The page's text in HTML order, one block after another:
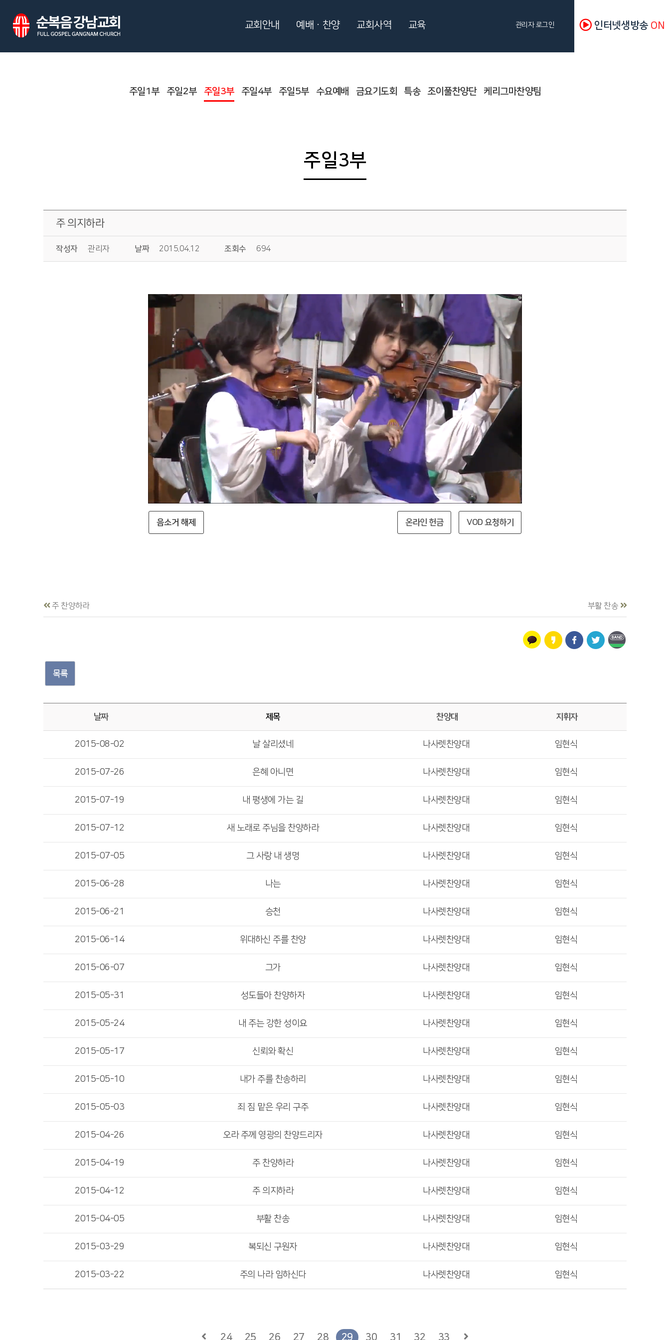
주일1부 주일2부 주일3부 주일4부 주일5부 수요예배 금요기도회 특송 조이풀찬양단 케리그마찬양팀
주일3부
주 의지하라
작성자 관리자 날짜 2015.04.12 조회수 694
음소거 해제 VOD 요청하기
온라인 헌금
주 찬양하라 부활 찬송
목록
날짜 제목 찬양대 지휘자
2015-08-02 날 살리셨네 나사렛찬양대 임현식
2015-07-26 은혜 아니면 나사렛찬양대 임현식
2015-07-19 내 평생에 가는 길 나사렛찬양대 임현식
2015-07-12 새 노래로 주님을 찬양하라 나사렛찬양대 임현식
2015-07-05 그 사랑 내 생명 나사렛찬양대 임현식
2015-06-28 나는 나사렛찬양대 임현식
2015-06-21 승천 나사렛찬양대 임현식
2015-06-14 위대하신 주를 찬양 나사렛찬양대 임현식
2015-06-07 그가 나사렛찬양대 임현식
2015-05-31 성도들아 찬양하자 나사렛찬양대 임현식
2015-05-24 내 주는 강한 성이요 나사렛찬양대 임현식
2015-05-17 신뢰와 확신 나사렛찬양대 임현식
2015-05-10 내가 주를 찬송하리 나사렛찬양대 임현식
2015-05-03 죄 짐 맡은 우리 구주 나사렛찬양대 임현식
2015-04-26 오라 주께 영광의 찬양드리자 나사렛찬양대 임현식
2015-04-19 주 찬양하라 나사렛찬양대 임현식
2015-04-12 주 의지하라 나사렛찬양대 임현식
2015-04-05 부활 찬송 나사렛찬양대 임현식
2015-03-29 복되신 구원자 나사렛찬양대 임현식
2015-03-22 주의 나라 임하신다 나사렛찬양대 임현식
24 25 26 27 28 29 30 31 32 33
교회안내 예배ㆍ찬양 교회사역 교육 관리자 로그인 인터넷생방송 ON